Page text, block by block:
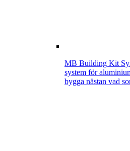
MB Building Kit
system för
bygga nästan vad